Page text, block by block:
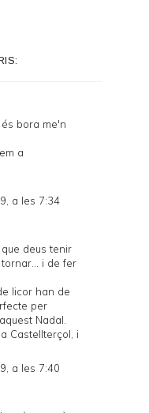
bora me'n
a
a les 7:34
deus tenir
i de fer
licor han de
per
Nadal.
Castellterçol, i
a les 7:40